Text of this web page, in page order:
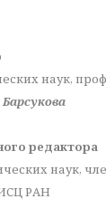
наук,
редактора
наук,
РАН